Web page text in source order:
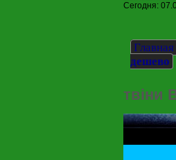
Сегодня:
Главная
дешево
твіни